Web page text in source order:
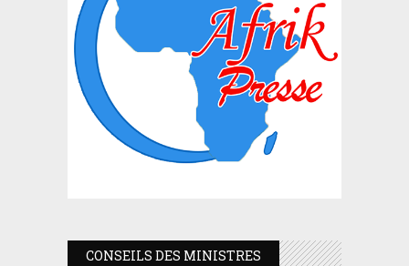
CONSEILS DES MINISTRES